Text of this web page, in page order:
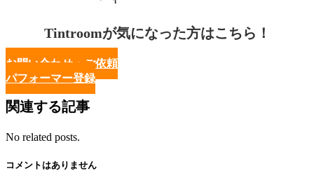
Tintroomが気になった方はこちら！
お問い合わせ・ご依頼
パフォーマー登録
関連する記事
No related posts.
コメントはありません